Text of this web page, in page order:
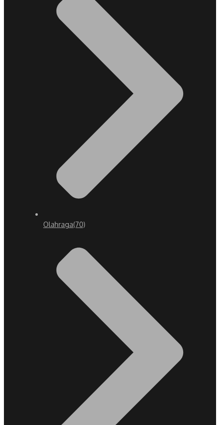
Olahraga(70)